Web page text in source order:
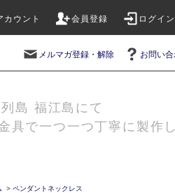
カウント 会員登録 ログイン
メルマガ登録・解除 お問い
島 福江島にて
具で一つ一つ丁寧に製作
> ペンダントネックレス